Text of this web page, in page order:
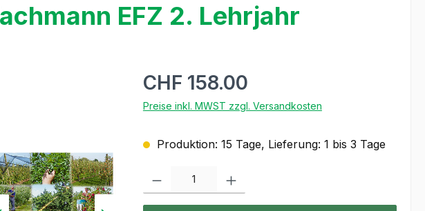
EFZ 2. Lehrjahr
CHF 158.00
Preise inkl. MWST zzgl. Versandkosten
Produktion: 15 Tage, Lieferung: 1 bis 3 Tage